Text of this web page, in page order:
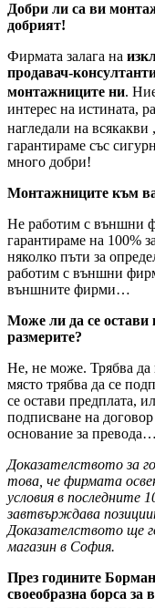
Добри ли са ви
добрият!
Фирмата залага на
продавач-
монтажниците ни.
интерес на истината,
нагледали на
гарантираме със
много добри!
Монтажниците към
Не работим с външни
гарантираме на 100%
няколко пъти за
работим с външни
външните фирми…
Може ли да се остави
размерите?
Не, не може. Трябва да
място трябва да се
се остави предплата,
подписване на
основание за превода…
Доказателството за
това, че фирмата
условия в последните
завтвърждава
Доказателството ще
магазин в София.
През годините
своеобразна борса за